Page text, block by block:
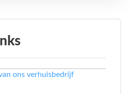
ons verhuisbedrijf